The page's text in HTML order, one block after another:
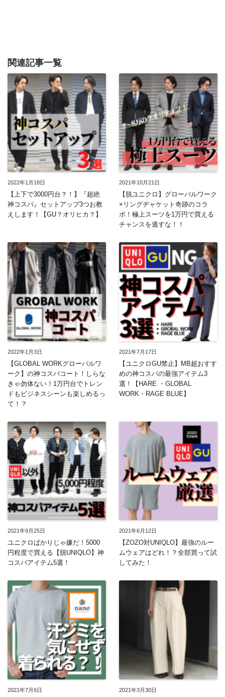
関連記事一覧
2022年1月18日
【上下で3000円台？！】『超絶
神コスパ』セットアップ3つお教
えします！【GU？オリヒカ？】
2021年10月21日
【脱ユニクロ】グローバルワーク
×リングヂャケット奇跡のコラ
ボ！極上スーツを1万円で買える
チャンスを逃すな！！
2022年1月3日
【GLOBAL WORKグローバルワ
ーク】の神コスパコート！しらな
きゃ勿体ない！1万円台でトレン
ドもビジネスシーンも楽しめるっ
て！？
2021年7月17日
【ユニクロGU禁止】MB超おすす
めの神コスパの最強アイテム3
選！【HARE ・GLOBAL
WORK・RAGE BLUE】
2021年9月25日
ユニクロばかりじゃ嫌だ！5000
円程度で買える【脱UNIQLO】神
コスパアイテム5選！
2021年6月12日
【ZOZO対UNIQLO】最強のルー
ムウェアはどれ！？全部買って試
してみた！
2021年7月6日 2021年3月30日